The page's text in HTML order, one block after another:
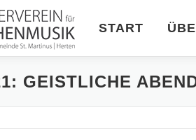
START
GEISTLICHE